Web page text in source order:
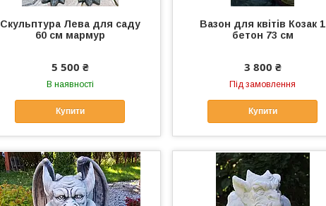
Скульптура Лева для саду
60 см мармур
5 500 ₴
В наявності
Купити
Вазон для квітів Козак 1
бетон 73 см
3 800 ₴
Під замовлення
Купити